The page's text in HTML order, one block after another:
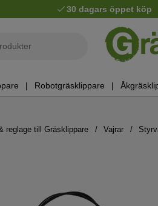
30 dagars öppet köp
Robotgräsklippare
reglage till Gräsklippare Vajrar